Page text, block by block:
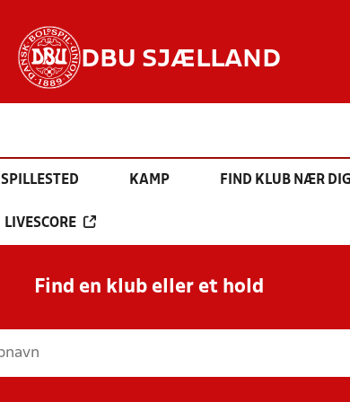
DBU SJÆLLAND
SPILLESTED KAMP FIND KLUB NÆR
LIVESCORE
Find en klub eller et hold